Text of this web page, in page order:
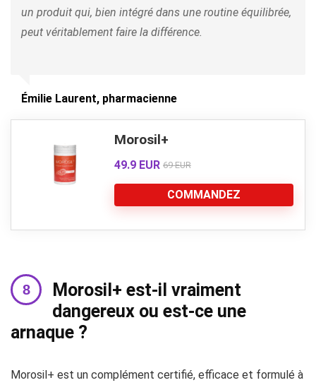
un produit qui, bien intégré dans une routine équilibrée,
peut véritablement faire la différence.
Émilie Laurent, pharmacienne
Morosil+
49.9 EUR 69 EUR
COMMANDEZ
Morosil+ est-il vraiment
dangereux ou est-ce une
arnaque ?
Morosil+ est un complément certifié, efficace et formulé à